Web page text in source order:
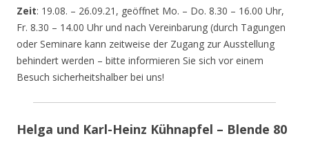
Zeit: 19.08. – 26.09.21, geöffnet Mo. – Do. 8.30 – 16.00 Uhr,
Fr. 8.30 – 14.00 Uhr und nach Vereinbarung (durch Tagungen
oder Seminare kann zeitweise der Zugang zur Ausstellung
behindert werden – bitte informieren Sie sich vor einem
Besuch sicherheitshalber bei uns!
Helga und Karl-Heinz Kühnapfel – Blende 80